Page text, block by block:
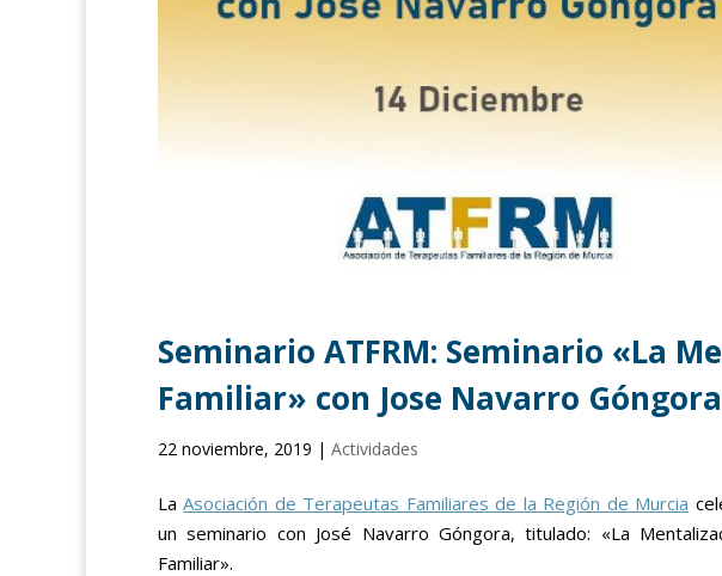
Seminario ATFRM: Seminario «La
Familiar» con Jose Navarro Góngora
22 noviembre, 2019 | Actividades
LaAsociación de Terapeutas Familiares de la Región de Murcia
un seminario con José Navarro Góngora, titulado: «La
Familiar».